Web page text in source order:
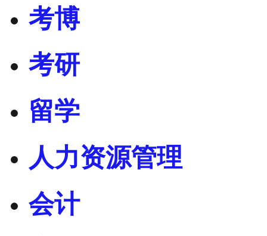
考博
考研
留学
人力资源管理
会计